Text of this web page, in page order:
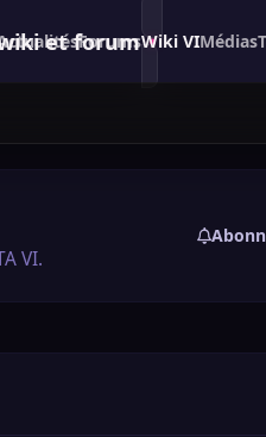
et forum
ForumsWiki VIMédias
VI.